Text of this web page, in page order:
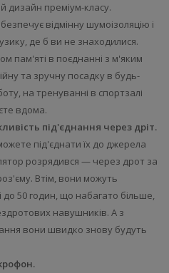
дизайн преміум-класу.
відмінну шумоізоляцію і
де б ви не знаходилися.
пам'яті в поєднанні з м'яким
та зручну посадку в будь-
на тренуванні в спортзалі
вдома.
під'єднання через дріт.
під'єднати їх до джерела
розрядився — через дрот за
Втім, вони можуть
50 годин, що набагато більше,
навушників. А з
вони швидко знову будуть